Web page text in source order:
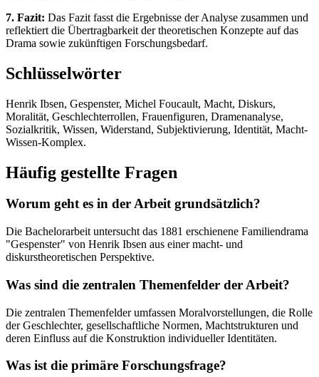
7. Fazit: Das Fazit fasst die Ergebnisse der Analyse zusammen und
reflektiert die Übertragbarkeit der theoretischen Konzepte auf das
Drama sowie zukünftigen Forschungsbedarf.
Schlüsselwörter
Henrik Ibsen, Gespenster, Michel Foucault, Macht, Diskurs,
Moralität, Geschlechterrollen, Frauenfiguren, Dramenanalyse,
Sozialkritik, Wissen, Widerstand, Subjektivierung, Identität, Macht-
Wissen-Komplex.
Häufig gestellte Fragen
Worum geht es in der Arbeit grundsätzlich?
Die Bachelorarbeit untersucht das 1881 erschienene Familiendrama
"Gespenster" von Henrik Ibsen aus einer macht- und
diskurstheoretischen Perspektive.
Was sind die zentralen Themenfelder der Arbeit?
Die zentralen Themenfelder umfassen Moralvorstellungen, die Rolle
der Geschlechter, gesellschaftliche Normen, Machtstrukturen und
deren Einfluss auf die Konstruktion individueller Identitäten.
Was ist die primäre Forschungsfrage?